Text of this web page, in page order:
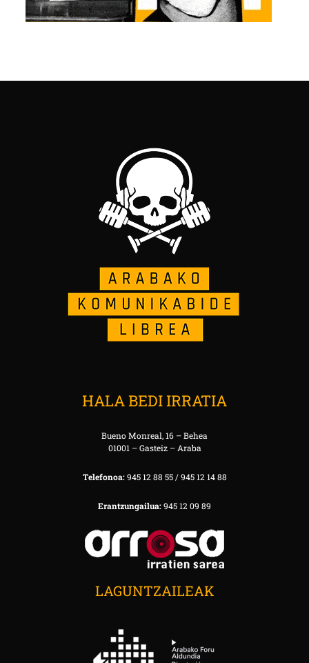
HALA BEDI IRRATIA
Bueno Monreal, 16 – Behea
01001 – Gasteiz – Araba
Telefonoa:945 12 88 55 / 945 12 14 88
Erantzungailua:945 12 09 89
LAGUNTZAILEAK